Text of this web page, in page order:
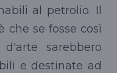
al petrolio. Il
che se fosse così
sarebbero
e destinate ad